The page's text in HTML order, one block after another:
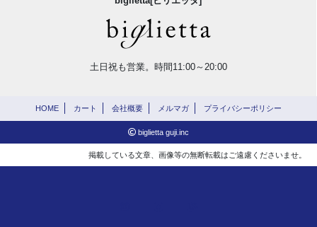
土日祝も営業。時間11:00～20:00
HOME カート 会社概要 メルマガ プライバシーポリシー
biglietta guji.inc
掲載している文章、画像等の無断転載はご遠慮くださいませ。